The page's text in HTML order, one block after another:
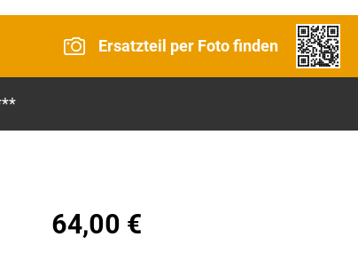
Ersatzteil per Foto finden
64,00 €